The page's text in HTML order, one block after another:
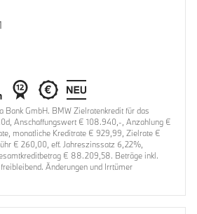
Bank GmbH. BMW Zielratenkredit für das
Anschaffungswert € 108.940,-, Anzahlung €
monatliche Kreditrate € 929,99, Zielrate €
€ 260,00, eff. Jahreszinssatz 6,22%,
€ 88.209,58. Beträge inkl.
Änderungen und Irrtümer